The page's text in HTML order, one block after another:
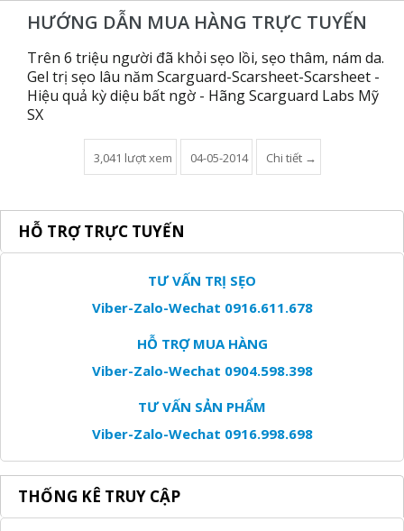
HƯỚNG DẪN MUA HÀNG TRỰC TUYẾN
Trên 6 triệu người đã khỏi sẹo lồi, sẹo thâm, nám da.
Gel trị sẹo lâu năm Scarguard-Scarsheet-Scarsheet -
Hiệu quả kỳ diệu bất ngờ - Hãng Scarguard Labs Mỹ
SX
3,041 lượt xem 04-05-2014 Chi tiết →
HỖ TRỢ TRỰC TUYẾN
TƯ VẤN TRỊ SẸO
Viber-Zalo-Wechat 0916.611.678
HỖ TRỢ MUA HÀNG
Viber-Zalo-Wechat 0904.598.398
TƯ VẤN SẢN PHẨM
Viber-Zalo-Wechat 0916.998.698
THỐNG KÊ TRUY CẬP